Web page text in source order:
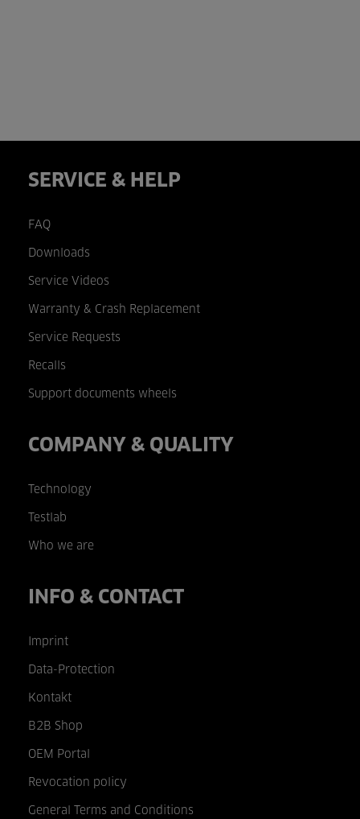
SERVICE & HELP
FAQ
Downloads
Service Videos
Warranty & Crash Replacement
Service Requests
Recalls
Support documents wheels
COMPANY & QUALITY
Technology
Testlab
Who we are
INFO & CONTACT
Imprint
Data-Protection
Kontakt
B2B Shop
OEM Portal
Revocation policy
General Terms and Conditions